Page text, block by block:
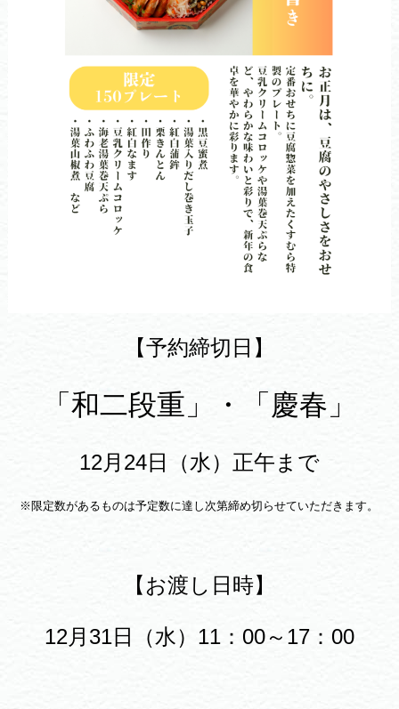
【予約締切日】
「和二段重」・「慶春」
12月24日（水）正午まで
※限定数があるものは予定数に達し次第締め切らせていただきます。
【お渡し日時】
12月31日（水）11：00～17：00